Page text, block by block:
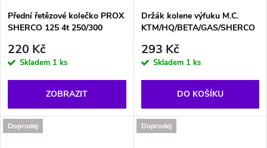
Přední řetězové kolečko PROX
SHERCO 125 4t 250/300
220 Kč
Skladem 1 ks
ZOBRAZIT
Držák kolene výfuku M.C.
KTM/HQ/BETA/GAS/SHERCO
293 Kč
Skladem 1 ks
DO KOŠÍKU
Doprodej Doprodej